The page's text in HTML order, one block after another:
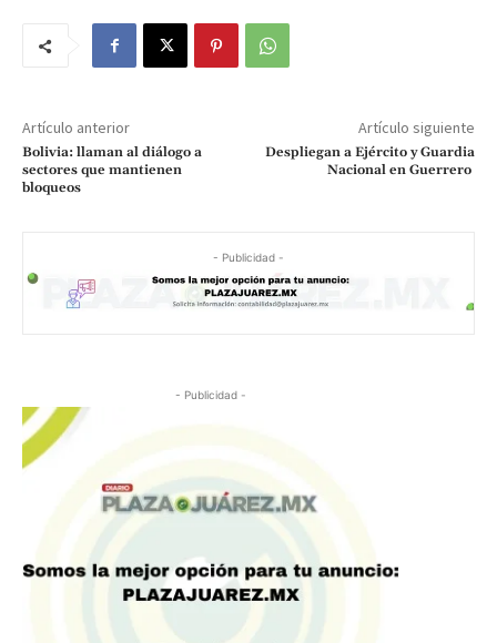
Artículo anterior
Bolivia: llaman al diálogo a
sectores que mantienen
bloqueos
Artículo siguiente
Despliegan a Ejército y Guardia
Nacional en Guerrero
- Publicidad -
- Publicidad -